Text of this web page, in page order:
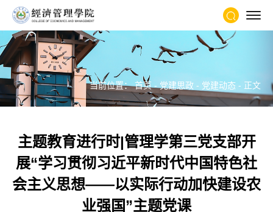
当前位置：首页- 党建思政 - 党建动态 - 正文
主题教育进行时|管理学第三党支部开
展“学习贯彻习近平新时代中国特色社
会主义思想——以实际行动加快建设农
业强国”主题党课